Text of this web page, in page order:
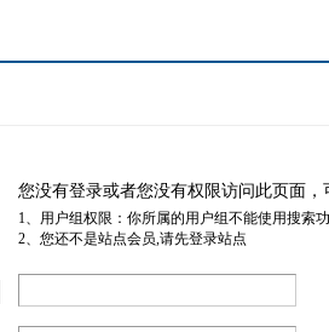
您没有登录或者您没有权限访问此页面
1、用户组权限：你所属的用户组不能使用搜索
2、您还不是站点会员,请先登录站点